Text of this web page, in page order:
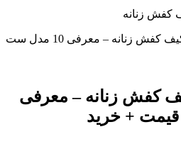
جذاب‌ ترین ست کیف کفش زنانه – معرفی 10 مدل ست
کفش زنانه – معرفی